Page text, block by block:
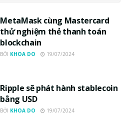
MetaMask cùng Mastercard
thử nghiệm thẻ thanh toán
blockchain
BỞI KHOA DO 19/07/2024
Ripple sẽ phát hành stablecoin
bằng USD
BỞI KHOA DO 19/07/2024